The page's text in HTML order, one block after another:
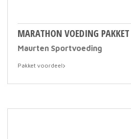
MARATHON VOEDING PAKKET
Maurten Sportvoeding
Pakket voordeel